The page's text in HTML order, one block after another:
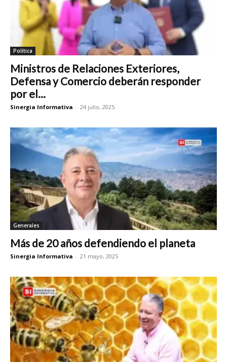
Política
Ministros de Relaciones Exteriores,
Defensa y Comercio deberán responder
por el...
Sinergia Informativa - 24 julio, 2025
Generales
Más de 20 años defendiendo el planeta
Sinergia Informativa - 21 mayo, 2025